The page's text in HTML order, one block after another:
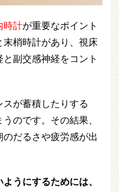
時計が重要なポイント
梢時計があり、視床
副交感神経をコント
が蓄積したりする
のです。その結果、
だるさや疲労感が出
うにするためには、